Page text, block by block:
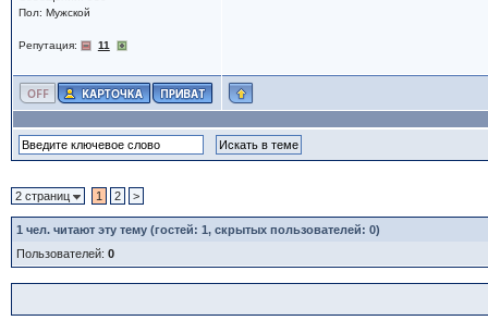
Пол: Мужской
Репутация: 11
2 страниц 1 2 >
1 чел. читают эту тему (гостей: 1, скрытых пользователей: 0)
Пользователей: 0